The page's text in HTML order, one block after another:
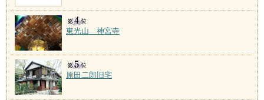
東光山 神宮寺
原田二郎旧宅